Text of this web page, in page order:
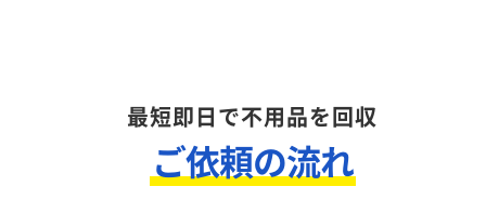
最短即日で不用品を回収
ご依頼の流れ